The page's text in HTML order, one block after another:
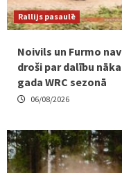
Rallijs pasaulē
Noivils un Furmo nav
droši par dalību
gada WRC sezonā
06/08/2026